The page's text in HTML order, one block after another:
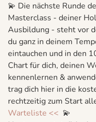
💫 Die nächste Runde
Masterclass - deiner
Ausbildung - steht vor
du ganz in deinem
eintauchen und in den
Chart für dich, deinen
kennenlernen &
trag dich hier in die
rechtzeitig zum Start
Warteliste << 💫